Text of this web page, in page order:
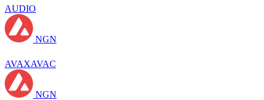
AUDIO
NGN
AVAXAVAC
NGN